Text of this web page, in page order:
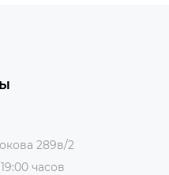
289в/2
часов